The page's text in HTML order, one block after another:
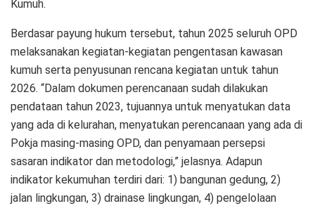
Kumuh.
Berdasar payung hukum tersebut, tahun 2025 seluruh OPD
melaksanakan kegiatan-kegiatan pengentasan kawasan
kumuh serta penyusunan rencana kegiatan untuk tahun
2026. “Dalam dokumen perencanaan sudah dilakukan
pendataan tahun 2023, tujuannya untuk menyatukan data
yang ada di kelurahan, menyatukan perencanaan yang ada di
Pokja masing-masing OPD, dan penyamaan persepsi
sasaran indikator dan metodologi,” jelasnya. Adapun
indikator kekumuhan terdiri dari: 1) bangunan gedung, 2)
jalan lingkungan, 3) drainase lingkungan, 4) pengelolaan